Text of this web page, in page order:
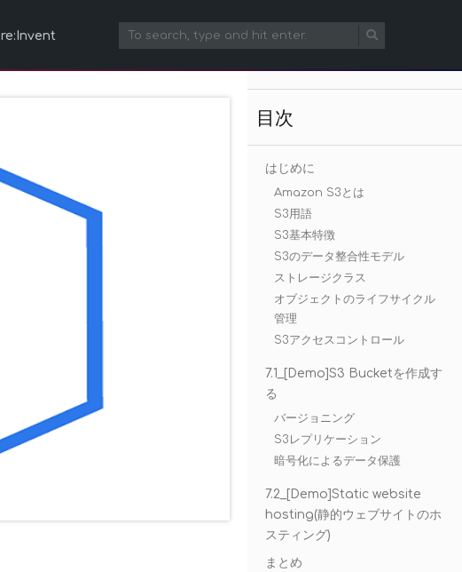
re:Invent
目次
はじめに
Amazon S3とは
S3用語
S3基本特徴
S3のデータ整合性モデル
ストレージクラス
オブジェクトのライフサイクル
管理
S3アクセスコントロール
7.1_[Demo]S3 Bucketを作成す
る
バージョニング
S3レプリケーション
暗号化によるデータ保護
7.2_[Demo]Static website
hosting(静的ウェブサイトのホ
スティング)
まとめ